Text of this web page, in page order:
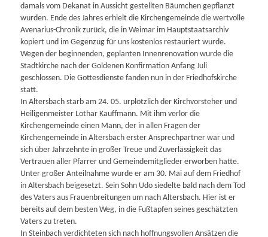
damals vom Dekanat in Aussicht gestellten Bäumchen gepflanzt
wurden. Ende des Jahres erhielt die Kirchengemeinde die wertvolle
Avenarius-Chronik zurück, die in Weimar im Hauptstaatsarchiv
kopiert und im Gegenzug für uns kostenlos restauriert wurde.
Wegen der beginnenden, geplanten Innenrenovation wurde die
Stadtkirche nach der Goldenen Konfirmation Anfang Juli
geschlossen. Die Gottesdienste fanden nun in der Friedhofskirche
statt.
In Altersbach starb am 24. 05. urplötzlich der Kirchvorsteher und
Heiligenmeister Lothar Kauffmann. Mit ihm verlor die
Kirchengemeinde einen Mann, der in allen Fragen der
Kirchengemeinde in Altersbach erster Ansprechpartner war und
sich über Jahrzehnte in großer Treue und Zuverlässigkeit das
Vertrauen aller Pfarrer und Gemeindemitglieder erworben hatte.
Unter großer Anteilnahme wurde er am 30. Mai auf dem Friedhof
in Altersbach beigesetzt. Sein Sohn Udo siedelte bald nach dem Tod
des Vaters aus Frauenbreitungen um nach Altersbach. Hier ist er
bereits auf dem besten Weg, in die Fußtapfen seines geschätzten
Vaters zu treten.
In Steinbach verdichteten sich nach hoffnungsvollen Ansätzen die